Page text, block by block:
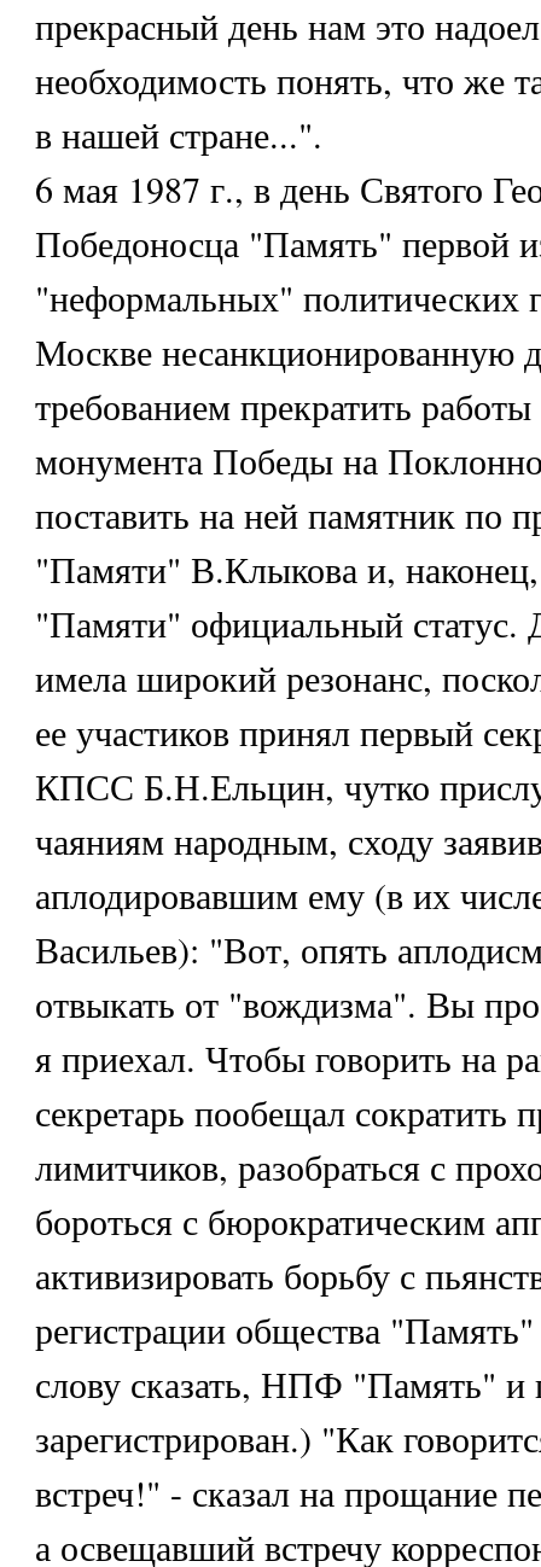
прекрасный день нам это
необходимость понять, что же
в нашей стране...".
6 мая 1987 г., в день Святого
Победоносца "Память" первой
"неформальных" политических
Москве несанкционированную
требованием прекратить
монумента Победы на
поставить на ней памятник по
"Памяти" В.Клыкова и, наконец,
"Памяти" официальный статус.
имела широкий резонанс,
ее участиков принял первый
КПСС Б.Н.Ельцин, чутко
чаяниям народным, сходу
аплодировавшим ему (в их
Васильев): "Вот, опять
отвыкать от "вождизма". Вы
я приехал. Чтобы говорить на
секретарь пообещал сократить
лимитчиков, разобраться с
бороться с бюрократическим
активизировать борьбу с
регистрации общества
слову сказать, НПФ "Память" и
зарегистрирован.) "Как
встреч!" - сказал на прощание
а освещавший встречу